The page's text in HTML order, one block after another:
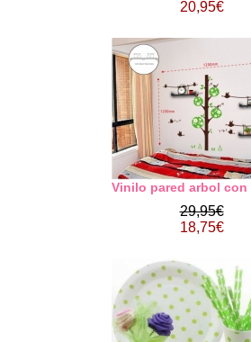
20,95€
Vinilo pared arbol con
29,95€
18,75€